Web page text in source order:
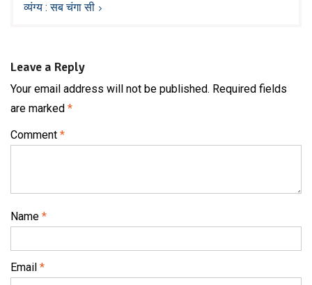
व्यंग्य : सब चंगा सी
Leave a Reply
Your email address will not be published. Required fields
are marked *
Comment *
Name *
Email *